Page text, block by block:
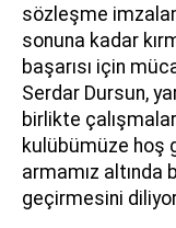
sözleşme
sonuna kadar
başarısı için
Serdar Dursun,
birlikte
kulübümüze hoş
armamız altında
geçirmesini